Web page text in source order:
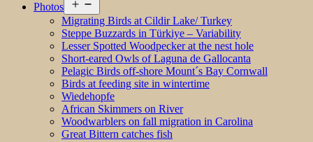
Photos
menu
Migrating Birds at Cildir Lake/ Turkey
Steppe Buzzards in Türkiye – Variability
Lesser Spotted Woodpecker at the nest hole
Short-eared Owls of Laguna de Gallocanta
Pelagic Birds off-shore Mount´s Bay Cornwall
Birds at feeding site in wintertime
Wiedehopfe
African Skimmers on River
Woodwarblers on fall migration in Carolina
Great Bittern catches fish